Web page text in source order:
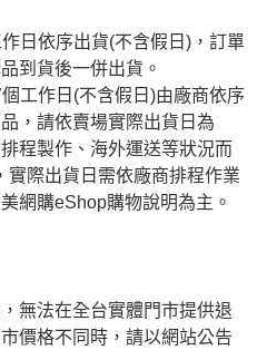
日依序出貨(不含假日)，訂單
到貨後一併出貨。
工作日(不含假日)由廠商依序
，請依賣場實際出貨日為
程製作、海外運送等狀況而
實際出貨日需依廠商排程作業
網購eShop購物說明為主。
無法在全台實體門市提供退
價格不同時，請以網站公告